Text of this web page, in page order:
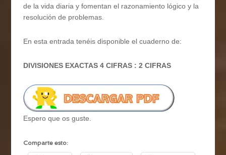
de la vida diaria y fomentan el razonamiento lógico y la
resolución de problemas.
En esta entrada tenéis disponible el cuaderno de:
DIVISIONES EXACTAS 4 CIFRAS : 2 CIFRAS
Espero que os guste.
Comparte esto: